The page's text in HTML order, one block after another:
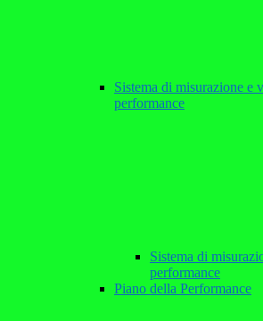
Sistema di misurazione e
performance
Sistema di
performance
Piano della Performance